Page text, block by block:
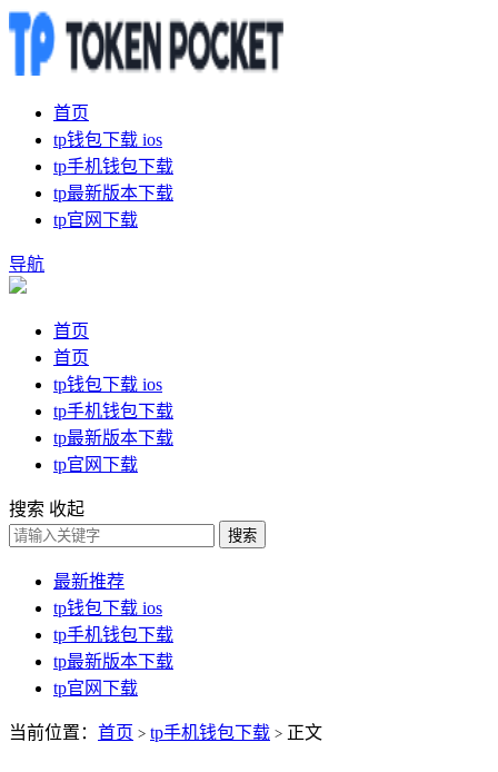
首页
tp钱包下载 ios
tp手机钱包下载
tp最新版本下载
tp官网下载
导航
首页
首页
tp钱包下载 ios
tp手机钱包下载
tp最新版本下载
tp官网下载
搜索 收起
搜索
最新推荐
tp钱包下载 ios
tp手机钱包下载
tp最新版本下载
tp官网下载
当前位置： 首页 > tp手机钱包下载 > 正文